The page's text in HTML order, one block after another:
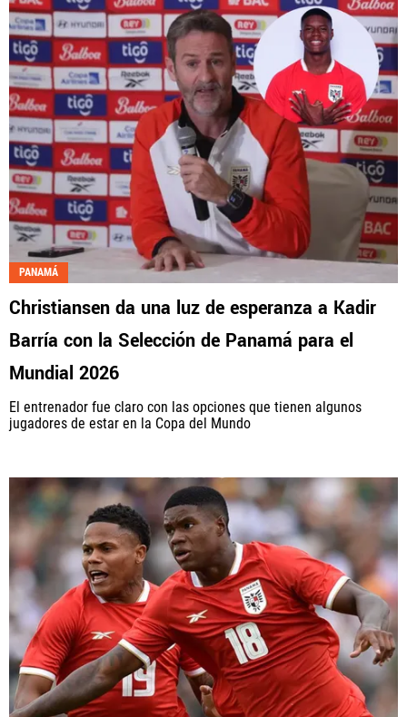
QUIENES SOMOS | STAFF | CONTACTO
Términos y Condiciones
Políticas de Privacidad
Política Editorial
Ad Choices
Fútbol Centroamérica, al igual que Futbol Sites, es
una compañía perteneciente a Better Collective.
Todos los derechos reservados.
PANAMÁ
Christiansen da una luz de esperanza a Kadir
Barría con la Selección de Panamá para el
Mundial 2026
El entrenador fue claro con las opciones que tienen algunos
jugadores de estar en la Copa del Mundo